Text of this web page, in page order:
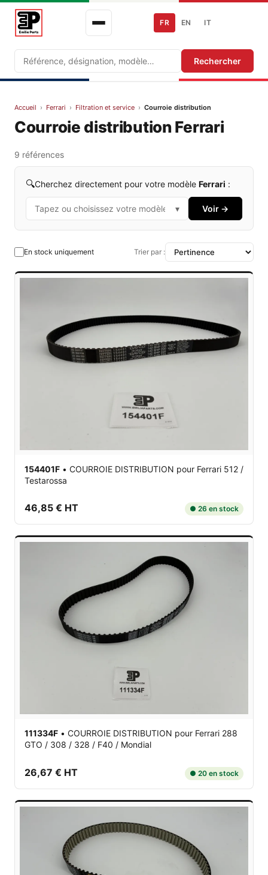
Recherche Rechercher
FR EN IT
Accueil › Ferrari › Filtration et service › Courroie distribution
Courroie distribution Ferrari
9 références
🔍Cherchez directement pour votre modèle Ferrari :
▾ Voir →
En stock uniquement Trier par :
154401F • COURROIE DISTRIBUTION pour Ferrari 512 /
Testarossa
46,85 € HT ● 26 en stock
111334F • COURROIE DISTRIBUTION pour Ferrari 288
GTO / 308 / 328 / F40 / Mondial
26,67 € HT ● 20 en stock